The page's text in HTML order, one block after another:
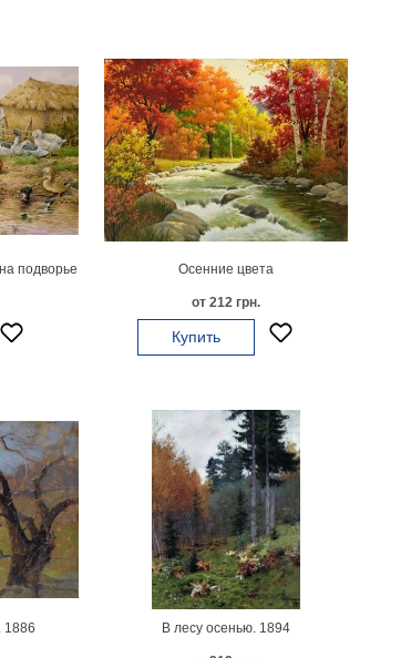
подворье Осенние цвета
от 212 грн.
Купить
1886 В лесу осенью. 1894